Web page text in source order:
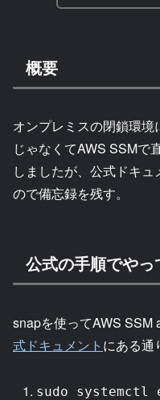
概要
オンプレミスの閉鎖環
じゃなくてAWS SSMで
しましたが、公式ドキ
ので備忘録を残す。
公式の手順でやっ
snapを使ってAWS SSM
式ドキュメント にある通
sudo systemctl